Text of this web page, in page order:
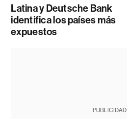
Latina y Deutsche Bank
identifica los países más
expuestos
PUBLICIDAD